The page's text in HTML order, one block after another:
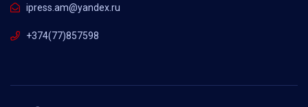
ipress.am@yandex.ru
+374(77)857598